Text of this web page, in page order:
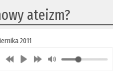
ateizm?
2011